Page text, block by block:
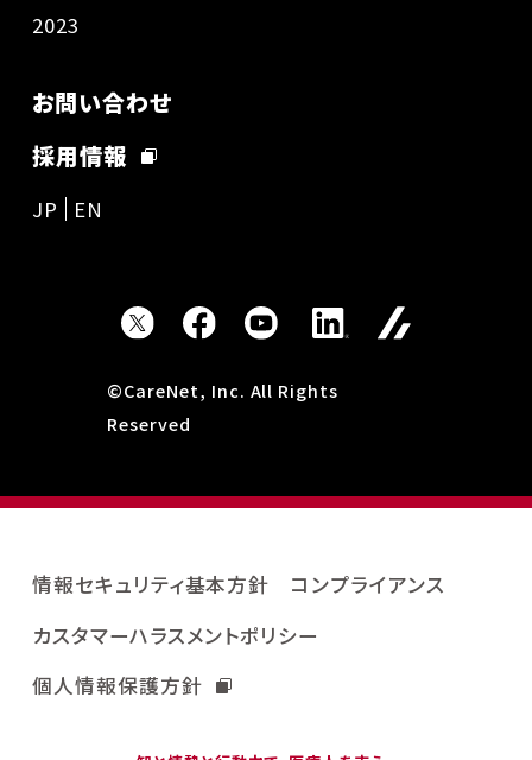
2023
お問い合わせ
採用情報
JP EN
©CareNet, Inc. All Rights
Reserved
情報セキュリティ基本方針
コンプライアンス
カスタマーハラスメントポリシー
個人情報保護方針